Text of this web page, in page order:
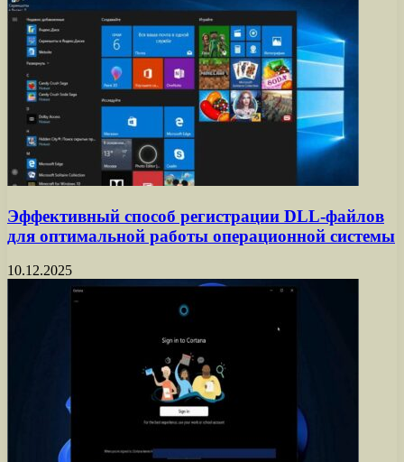
Эффективный способ регистрации DLL-файлов
для оптимальной работы операционной системы
10.12.2025